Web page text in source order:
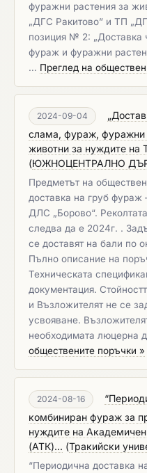
фуражни растения за
„ДГС Ракитово” и ТП
позиция № 2: „Доставка
фураж и фуражни
… Преглед на
2024-09-04
слама, фураж, фуражни
животни за нуждите на
(ЮЖНОЦЕНТРАЛНО
Предметът на
доставка на груб
ДЛС „Борово“.
следва да е 2024г. .
се доставят на бали по
Пълно описание на
Техническата
документация.
и Възложителят не се
усвояване.
необходимата люцерна
обществените поръчки »
2024-08-16
комбиниран фураж за
нуждите на
(АТК)... (Тракийски
“Периодична доставка